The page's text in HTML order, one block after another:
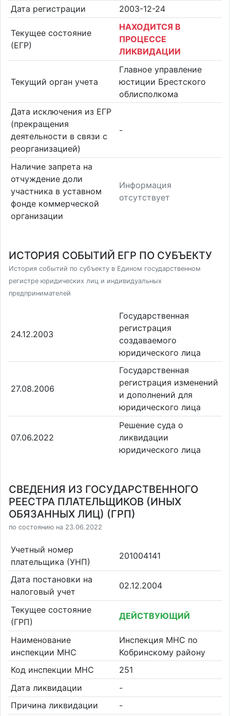
Дата регистрации 2003-12-24
Текущее состояние
(ЕГР)
НАХОДИТСЯ В
ПРОЦЕССЕ
ЛИКВИДАЦИИ
Текущий орган учета
Главное управление
юстиции Брестского
облисполкома
Дата исключения из ЕГР
(прекращения
деятельности в связи с
реорганизацией)
-
Наличие запрета на
отчуждение доли
участника в уставном
фонде коммерческой
организации
Информация
отсутствует
ИСТОРИЯ СОБЫТИЙ ЕГР ПО СУБЪЕКТУ
История событий по субъекту в Едином государственном
регистре юридических лиц и индивидуальных
предпринимателей
24.12.2003
Государственная
регистрация
создаваемого
юридического лица
27.08.2006
Государственная
регистрация изменений
и дополнений для
юридического лица
07.06.2022
Решение суда о
ликвидации
юридического лица
СВЕДЕНИЯ ИЗ ГОСУДАРСТВЕННОГО
РЕЕСТРА ПЛАТЕЛЬЩИКОВ (ИНЫХ
ОБЯЗАННЫХ ЛИЦ) (ГРП)
по состоянию на 23.06.2022
Учетный номер
плательщика (УНП)
201004141
Дата постановки на
налоговый учет
02.12.2004
Текущее состояние
(ГРП)
ДЕЙСТВУЮЩИЙ
Наименование
инспекции МНС
Инспекция МНС по
Кобринскому району
Код инспекции МНС
251
Дата ликвидации
-
Причина ликвидации
-